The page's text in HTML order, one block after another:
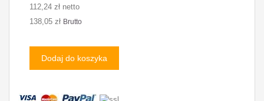
112,24 zł netto
138,05 zł Brutto
Dodaj do koszyka